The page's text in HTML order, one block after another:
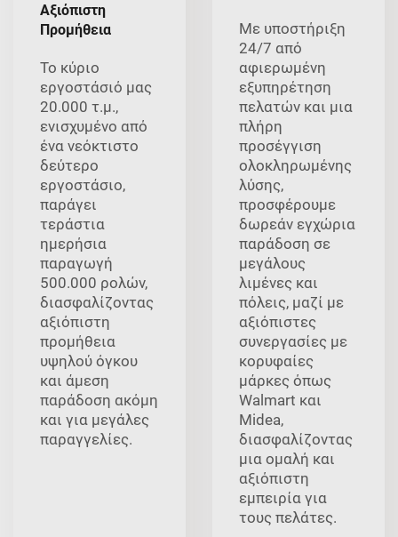
Αξιόπιστη
Προμήθεια
Το κύριο
εργοστάσιό μας
20.000 τ.μ.,
ενισχυμένο από
ένα νεόκτιστο
δεύτερο
εργοστάσιο,
παράγει
τεράστια
ημερήσια
παραγωγή
500.000 ρολών,
διασφαλίζοντας
αξιόπιστη
προμήθεια
υψηλού όγκου
και άμεση
παράδοση ακόμη
και για μεγάλες
παραγγελίες.
Με υποστήριξη
24/7 από
αφιερωμένη
εξυπηρέτηση
πελατών και μια
πλήρη
προσέγγιση
ολοκληρωμένης
λύσης,
προσφέρουμε
δωρεάν εγχώρια
παράδοση σε
μεγάλους
λιμένες και
πόλεις, μαζί με
αξιόπιστες
συνεργασίες με
κορυφαίες
μάρκες όπως
Walmart και
Midea,
διασφαλίζοντας
μια ομαλή και
αξιόπιστη
εμπειρία για
τους πελάτες.